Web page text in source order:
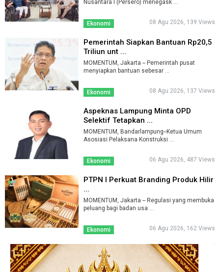
Nusantara I (Persero) menegask ...
Ekonomi 08 Agu 2026, 139 Views
Pemerintah Siapkan Bantuan Rp20,5
Triliun unt ...
MOMENTUM, Jakarta -- Pemerintah pusat
menyiapkan bantuan sebesar ...
Ekonomi 08 Agu 2026, 137 Views
Aspeknas Lampung Minta OPD
Selektif Tetapkan ...
MOMENTUM, Bandarlampung--Ketua Umum
Asosiasi Pelaksana Konstruksi ...
Ekonomi 06 Agu 2026, 487 Views
PTPN I Perkuat Branding Produk Hilir
...
MOMENTUM, Jakarta -- Regulasi yang membuka
peluang bagi badan usa ...
Ekonomi 06 Agu 2026, 162 Views